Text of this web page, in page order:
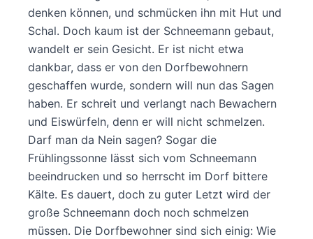
denken können, und schmücken ihn mit Hut und
Schal. Doch kaum ist der Schneemann gebaut,
wandelt er sein Gesicht. Er ist nicht etwa
dankbar, dass er von den Dorfbewohnern
geschaffen wurde, sondern will nun das Sagen
haben. Er schreit und verlangt nach Bewachern
und Eiswürfeln, denn er will nicht schmelzen.
Darf man da Nein sagen? Sogar die
Frühlingssonne lässt sich vom Schneemann
beeindrucken und so herrscht im Dorf bittere
Kälte. Es dauert, doch zu guter Letzt wird der
große Schneemann doch noch schmelzen
müssen. Die Dorfbewohner sind sich einig: Wie